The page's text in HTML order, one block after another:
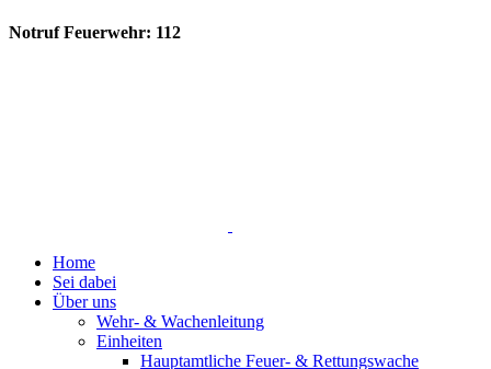
Notruf Feuerwehr: 112
Home
Sei dabei
Über uns
Wehr- & Wachenleitung
Einheiten
Hauptamtliche Feuer- & Rettungswache